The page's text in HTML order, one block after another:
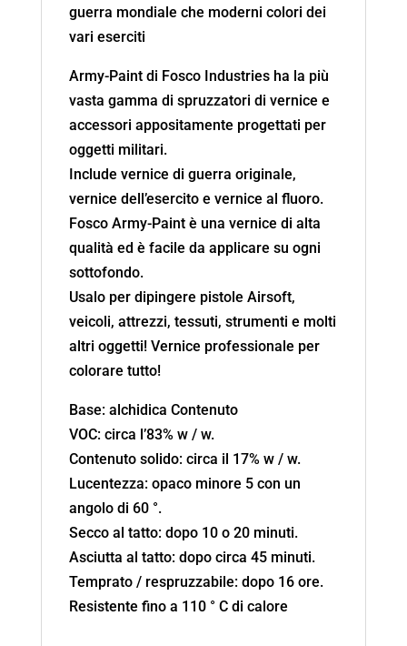
guerra mondiale che moderni colori dei
vari eserciti
Army-Paint di Fosco Industries ha la più
vasta gamma di spruzzatori di vernice e
accessori appositamente progettati per
oggetti militari.
Include vernice di guerra originale,
vernice dell’esercito e vernice al fluoro.
Fosco Army-Paint è una vernice di alta
qualità ed è facile da applicare su ogni
sottofondo.
Usalo per dipingere pistole Airsoft,
veicoli, attrezzi, tessuti, strumenti e molti
altri oggetti! Vernice professionale per
colorare tutto!
Base: alchidica Contenuto
VOC: circa l’83% w / w.
Contenuto solido: circa il 17% w / w.
Lucentezza: opaco minore 5 con un
angolo di 60 °.
Secco al tatto: dopo 10 o 20 minuti.
Asciutta al tatto: dopo circa 45 minuti.
Temprato / respruzzabile: dopo 16 ore.
Resistente fino a 110 ° C di calore